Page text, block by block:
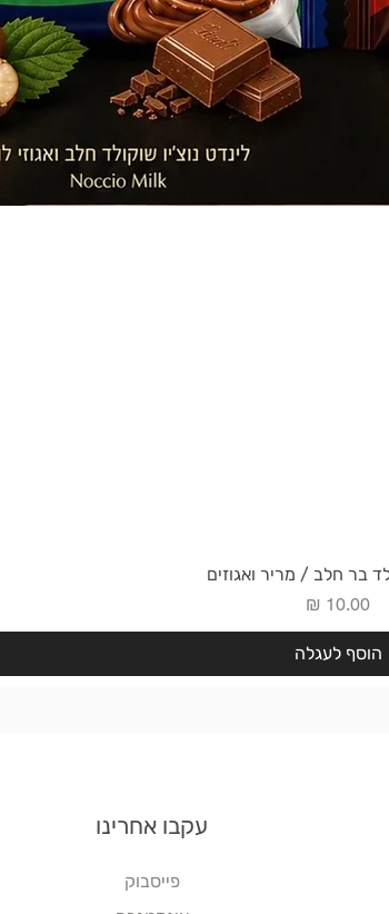
תצוגה מהירה
בר חלב / מריר ואגוזים
מחיר
הוסף לעגלה
עקבו אחרינו
פייסבוק